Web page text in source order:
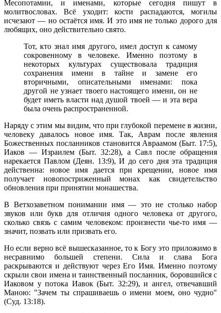
Месопотамии, и именами, которые сегодня пишут в
молитвословах. Всё уходит: кости распадаются, могилы
исчезают — но остаётся имя. И это имя не только дорого для
любящих, оно действительно свято.
Тот, кто знал имя другого, имел доступ к самому
сокровенному в человеке. Именно поэтому в
некоторых культурах существовала традиция
сохранения имени в тайне и замене его
вторичными, описательными именами: пока
другой не узнает твоего настоящего имени, он не
будет иметь власти над душой твоей — и эта вера
была очень распространенной.
Наряду с этим мы видим, что при глубокой перемене в жизни,
человеку давалось новое имя. Так, Аврам после явления
Божественных посланников становится Авраамом (Быт. 17:5),
Иаков — Израилем (Быт. 32:28), а Савл после обращения
нарекается Павлом (Деян. 13:9), И до сего дня эта традиция
действенна: новое имя дается при крещении, новое имя
получает новопостриженный монах как свидетельство
обновления при принятии монашества.
В Ветхозаветном понимании имя — это не столько набор
звуков или букв для отличия одного человека от другого,
сколько связь с самим человеком: произнести чье-то имя —
значит, позвать или призвать его.
Но если верно всё вышесказанное, то к Богу это приложимо в
несравнимо большей степени. Сила и слава Бога
раскрываются и действуют через Его Имя. Именно поэтому
скрыли свои имена и таинственный посланник, боровшийся с
Иаковом у потока Иавок (Быт. 32:29), и ангел, отвечавший
Маною: "Зачем ты спрашиваешь о имени моем, оно чудно"
(Суд. 13:18).